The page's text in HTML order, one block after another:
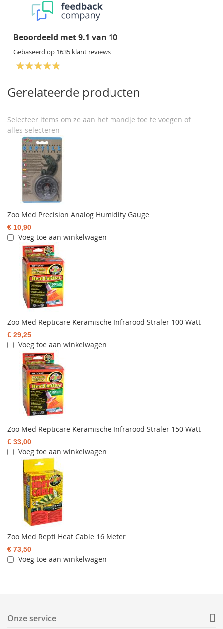
Beoordeeld met9.1 van 10
Gebaseerd op 1635 klant reviews
Gerelateerde producten
Selecteer items om ze aan het mandje toe te voegen of
alles selecteren
Zoo Med Precision Analog Humidity Gauge
€ 10,90
Voeg toe aan winkelwagen
Zoo Med Repticare Keramische Infrarood Straler 100 Watt
€ 29,25
Voeg toe aan winkelwagen
Zoo Med Repticare Keramische Infrarood Straler 150 Watt
€ 33,00
Voeg toe aan winkelwagen
Zoo Med Repti Heat Cable 16 Meter
€ 73,50
Voeg toe aan winkelwagen
Onze service